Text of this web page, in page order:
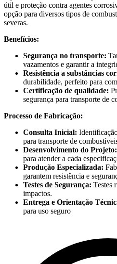
útil e proteção contra agentes
opção para diversos tipos de
severas.
Benefícios:
Segurança no transporte:
vazamentos e garantir a
Resistência a substâncias
durabilidade, perfeito para
Certificação de qualidade:
segurança para transporte de
Processo de Fabricação:
Consulta Inicial:
para transporte de
Desenvolvimento do Projeto:
para atender a cada
Produção Especializada:
garantem resistência e
Testes de Segurança: Testes
impactos.
Entrega e Orientação
para uso seguro